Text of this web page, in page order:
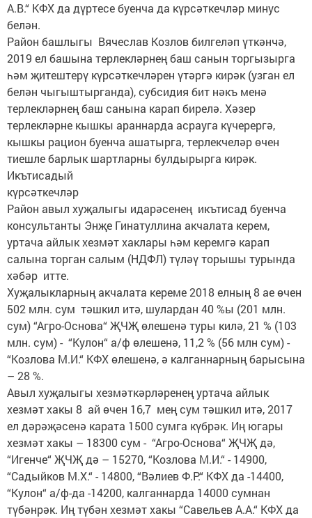
А.В.“ КФХ да дүртесе буенча да күрсәткечләр минус
белән.
Район башлыгы Вячеслав Козлов билгеләп үткәнчә,
2019 ел башына терлекләрнең баш санын торгызырга
һәм җитештерү күрсәткечләрен үтәргә кирәк (узган ел
белән чыгыштырганда), субсидия бит нәкъ менә
терлекләрнең баш санына карап бирелә. Хәзер
терлекләрне кышкы араннарда асрауга күчерергә,
кышкы рацион буенча ашатырга, терлекчеләр өчен
тиешле барлык шартларны булдырырга кирәк.
Икътисадый
күрсәткечләр
Район авыл хуҗалыгы идарәсенең икътисад буенча
консультанты Энҗе Гинатуллина акчалата керем,
уртача айлык хезмәт хаклары һәм керемгә карап
салына торган салым (НДФЛ) түләү торышы турында
хәбәр итте.
Хуҗалыкларның акчалата кереме 2018 елның 8 ае өчен
502 млн. сум тәшкил итә, шулардан 40 %ы (201 млн.
сум) “Агро-Основа“ ҖЧҖ өлешенә туры килә, 21 % (103
млн. сум) - “Кулон“ а/ф өлешенә, 11,2 % (56 млн сум) -
“Козлова М.И.“ КФХ өлешенә, ә калганнарның барысына
– 28 %.
Авыл хуҗалыгы хезмәткәрләренең уртача айлык
хезмәт хакы 8 ай өчен 16,7 мең сум тәшкил итә, 2017
ел дәрәҗәсенә карата 1500 сумга күбрәк. Иң югары
хезмәт хакы – 18300 сум - “Агро-Основа“ ҖЧҖ дә,
“Игенче“ ҖЧҖ дә – 15270, “Козлова М.И.“ - 14900,
“Садыйков М.Х.“ - 14800, “Вәлиев Ф.Р.“ КФХ да -14400,
“Кулон“ а/ф-да -14200, калганнарда 14000 сумнан
түбәнрәк. Иң түбән хезмәт хакы “Савельев А.А.“ КФХ да